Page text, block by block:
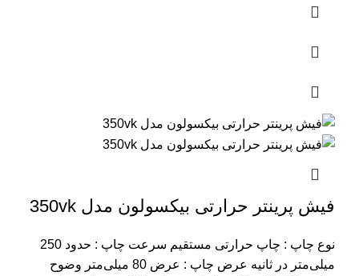
فیش پرینتر حرارتی بیکسولون مدل 350vk
نوع چاپ : چاپ حرارتی مستقیم
سرعت چاپ : حدود 250
میلی‌متر در ثانیه عرض چاپ : عرض 80 میلی‌متر
وضوح